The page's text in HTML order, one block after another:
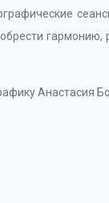
Анастасия